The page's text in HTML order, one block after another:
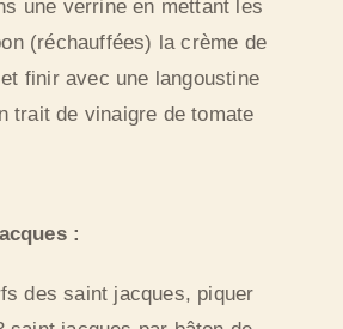
une verrine en mettant les
(réchauffées) la crème de
finir avec une langoustine
trait de vinaigre de tomate
:
des saint jacques, piquer